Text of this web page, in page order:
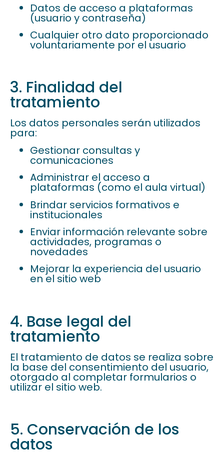
Datos de acceso a plataformas
(usuario y contraseña)
Cualquier otro dato proporcionado
voluntariamente por el usuario
3. Finalidad del
tratamiento
Los datos personales serán utilizados
para:
Gestionar consultas y
comunicaciones
Administrar el acceso a
plataformas (como el aula virtual)
Brindar servicios formativos e
institucionales
Enviar información relevante sobre
actividades, programas o
novedades
Mejorar la experiencia del usuario
en el sitio web
4. Base legal del
tratamiento
El tratamiento de datos se realiza sobre
la base del consentimiento del usuario,
otorgado al completar formularios o
utilizar el sitio web.
5. Conservación de los
datos